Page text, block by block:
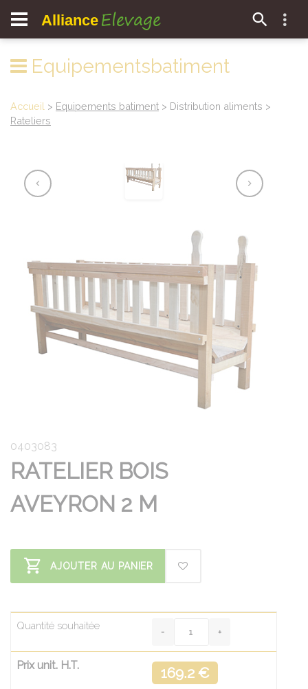
Alliance Elevage
Equipementsbatiment
Accueil > Equipements batiment > Distribution aliments >
Rateliers
0403083
RATELIER BOIS
AVEYRON 2 M
AJOUTER AU PANIER
Quantité souhaitée
Prix unit. H.T. 169.2 €